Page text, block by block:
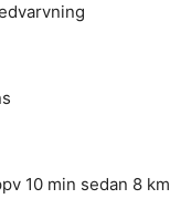
10 min sedan 8 km